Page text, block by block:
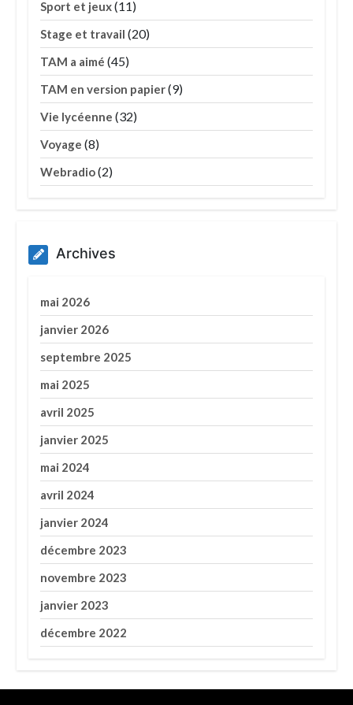
Sport et jeux(11)
Stage et travail (20)
TAM a aimé (45)
TAM en version papier(9)
Vie lycéenne (32)
Voyage (8)
Webradio(2)
Archives
mai 2026
janvier 2026
septembre 2025
mai 2025
avril 2025
janvier 2025
mai 2024
avril 2024
janvier 2024
décembre 2023
novembre 2023
janvier 2023
décembre 2022